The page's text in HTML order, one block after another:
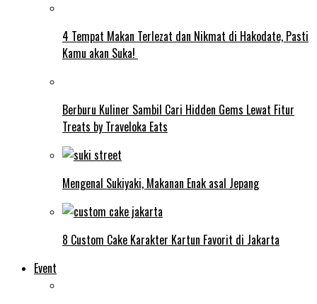
4 Tempat Makan Terlezat dan Nikmat di Hakodate, Pasti
Kamu akan Suka!
Berburu Kuliner Sambil Cari Hidden Gems Lewat Fitur
Treats by Traveloka Eats
Mengenal Sukiyaki, Makanan Enak asal Jepang
8 Custom Cake Karakter Kartun Favorit di Jakarta
Event